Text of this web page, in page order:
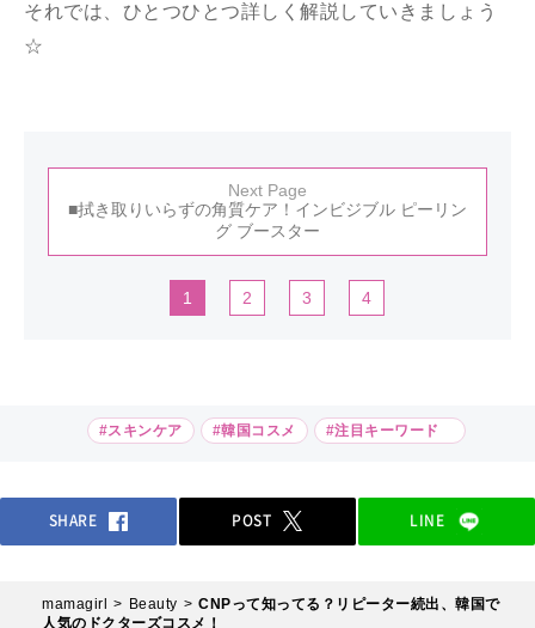
それでは、ひとつひとつ詳しく解説していきましょう
☆
Next Page
■拭き取りいらずの角質ケア！インビジブル ピーリン
グ ブースター
1 2 3 4
#スキンケア #韓国コスメ #注目キーワード
SHARE POST LINE
mamagirl Beauty
CNPって知ってる？リピーター続出、韓国で
人気のドクターズコスメ！